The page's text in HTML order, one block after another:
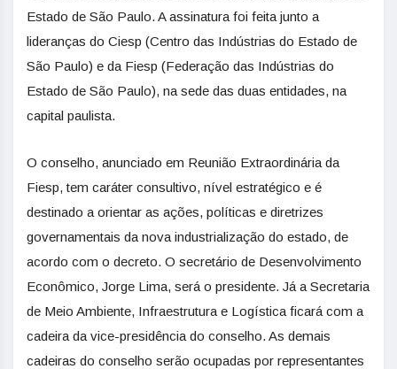
Estado de São Paulo. A assinatura foi feita junto a
lideranças do Ciesp (Centro das Indústrias do Estado de
São Paulo) e da Fiesp (Federação das Indústrias do
Estado de São Paulo), na sede das duas entidades, na
capital paulista.
O conselho, anunciado em Reunião Extraordinária da
Fiesp, tem caráter consultivo, nível estratégico e é
destinado a orientar as ações, políticas e diretrizes
governamentais da nova industrialização do estado, de
acordo com o decreto. O secretário de Desenvolvimento
Econômico, Jorge Lima, será o presidente. Já a Secretaria
de Meio Ambiente, Infraestrutura e Logística ficará com a
cadeira da vice-presidência do conselho. As demais
cadeiras do conselho serão ocupadas por representantes